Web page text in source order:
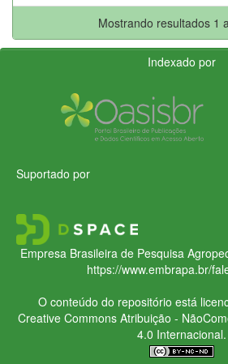
Mostrando resultados 1
Indexado por
Suportado por
Empresa Brasileira de Pesquisa
https://www.embrapa.br/
O conteúdo do repositório está
Creative CommonsAtribuição -
4.0 Internacional.